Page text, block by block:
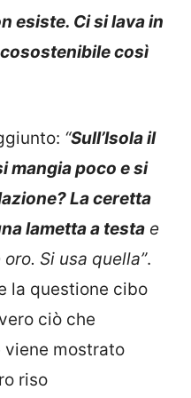
esiste. Ci si lava in
così
“Sull’Isola il
mangia poco e si
La ceretta
lametta a testa e
Si usa quella”.
la questione cibo
ciò che
viene mostrato
riso